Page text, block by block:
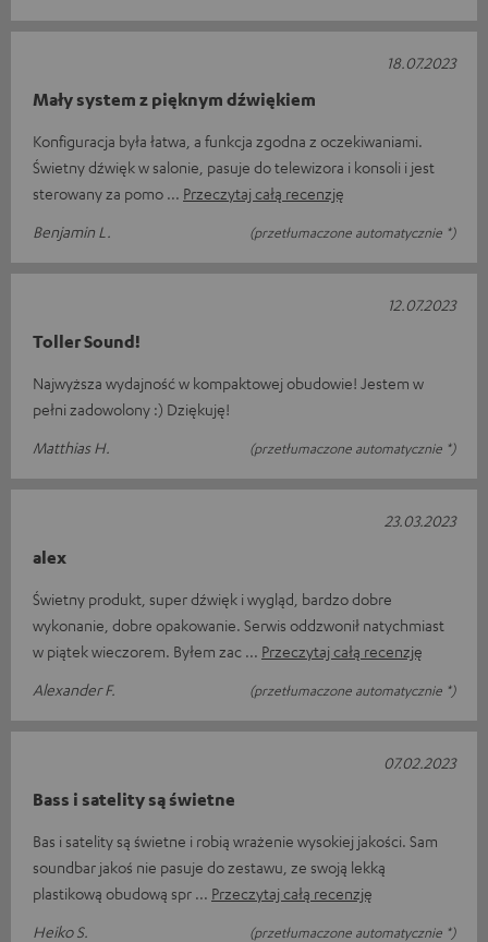
Mały system z pięknym dźwiękiem
Konfiguracja była łatwa, a funkcja zgodna z oczekiwaniami.
Świetny dźwięk w salonie, pasuje do telewizora i konsoli i jest
sterowany za pomo
Przeczytaj całą recenzję
Benjamin L.
(przetłumaczone automatycznie *)
18.07.2023
Toller Sound!
Najwyższa wydajność w kompaktowej obudowie! Jestem w
pełni zadowolony :) Dziękuję!
Matthias H.
(przetłumaczone automatycznie *)
12.07.2023
alex
Świetny produkt, super dźwięk i wygląd, bardzo dobre
wykonanie, dobre opakowanie. Serwis oddzwonił natychmiast
w piątek wieczorem. Byłem zac
Przeczytaj całą recenzję
Alexander F.
(przetłumaczone automatycznie *)
23.03.2023
Bass i satelity są świetne
Bas i satelity są świetne i robią wrażenie wysokiej jakości. Sam
soundbar jakoś nie pasuje do zestawu, ze swoją lekką
plastikową obudową spr
Przeczytaj całą recenzję
Heiko S.
(przetłumaczone automatycznie *)
07.02.2023